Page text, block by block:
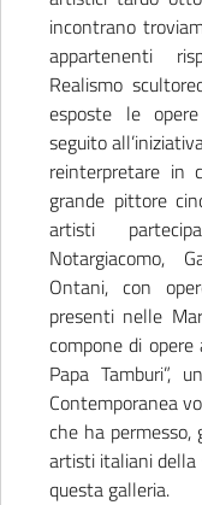
incontrano
appartenenti
Realismo
esposte le
seguito
reinterpretare in
grande pittore
artisti
Notargiacomo,
Ontani, con
presenti nelle
compone di
Papa Tamburi”,
Contemporanea
che ha permesso,
artisti italiani della
questa galleria.